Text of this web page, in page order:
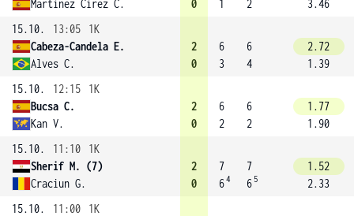
Martinez Cirez C. 0 1 2
3.46
15.10.
13:05
1K
Cabeza-Candela E.
Alves C.
2
0
6
3
6
4
2.72
1.39
15.10.
12:15
1K
Bucsa C.
Kan V.
2
0
6
2
6
2
1.77
1.90
15.10.
11:10
1K
Sherif M. (7)
Craciun G.
2
0
7
64
7
6 5
1.52
2.33
15.10.
11:00
1K